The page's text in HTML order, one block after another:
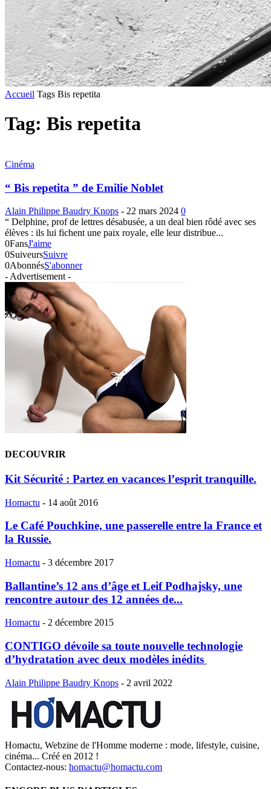
Accueil Tags Bis repetita
Tag: Bis repetita
Cinéma
“ Bis repetita ” de Emilie Noblet
Alain Philippe Baudry Knops - 22 mars 2024 0
“ Delphine, prof de lettres désabusée, a un deal bien rôdé avec ses
élèves : ils lui fichent une paix royale, elle leur distribue...
0FansJ'aime
0SuiveursSuivre
0AbonnésS'abonner
- Advertisement -
DECOUVRIR
Kit Sécurité : Partez en vacances l’esprit tranquille.
Homactu - 14 août 2016
Le Café Pouchkine, une passerelle entre la France et
la Russie.
Homactu - 3 décembre 2017
Ballantine’s 12 ans d’âge et Leif Podhajsky, une
rencontre autour des 12 années de...
Homactu - 2 décembre 2015
CONTIGO dévoile sa toute nouvelle technologie
d’hydratation avec deux modèles inédits
Alain Philippe Baudry Knops - 2 avril 2022
Homactu, Webzine de l'Homme moderne : mode, lifestyle, cuisine,
cinéma... Créé en 2012 !
Contactez-nous: homactu@homactu.com